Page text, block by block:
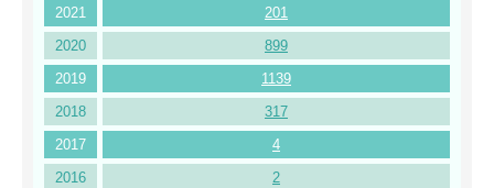
2021
201
2020
899
2019
1139
2018
317
2017
4
2016
2